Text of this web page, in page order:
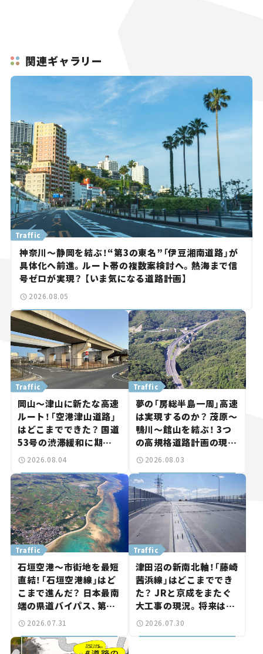
関連ギャラリー
Traffic
神奈川～静岡を結ぶ！“第3の東名”「伊豆湘南道路」が
具体化へ前進。ルート帯の複数案検討へ。熱海まで信
号ゼロが実現？ 【いま気になる道路計画】
2026.08.05
Traffic
岡山～津山に新たな高速
ルート！「空港津山道路」
はどこまでできた？ 国道
53号の渋滞緩和に期待。
岡山市側でも動きが【い
2026.08.04
Traffic
夢の「房総半島一周」高速
は実現するのか？ 茂原～
鴨川～館山を結ぶ！ 3つ
の高規格道路計画の現
状。「館山鴨川道路」で検
路計画】
2026.08.03
Traffic
石垣空港～市街地を最短
直結！「石垣空港線」はど
こまで進んだ？ 日本最南
端の県道バイパス、第2
工区も延伸開通 【いま気
2026.07.31
Traffic
津田沼の新南北軸！「藤崎
茜浜線」はどこまででき
た？ JRと京成をまたぐ
大工事の現況。将来は
「習志野～鎌ケ谷」を最短
2026.07.30